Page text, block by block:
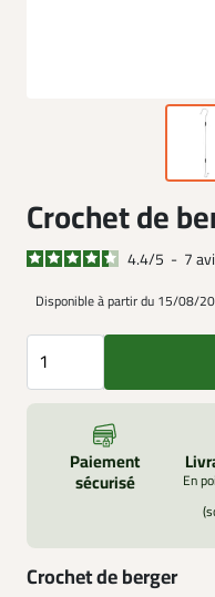
Crochet de
4.4/5 - 7
Disponible à partir du 15/08/
Paiement
sécurisé
En
Crochet de berger